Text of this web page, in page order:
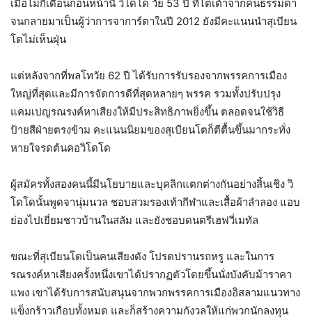
เมื่อไม่กี่เดือนก่อนหน้านี้ วิโดโด วัย 53 ปี ที่ไต่เต้าจากคนธรรมดา
จนกลายมาเป็นผู้ว่าการจาการ์ตาในปี 2012 ยังมีคะแนนนำสุเบียน
โตไม่เห็นฝุ่น
แต่หลังจากที่พลโทวัย 62 ปี ได้รับการรับรองจากพรรคการเมือง
ใหญ่ที่สุดและมีการจัดการดีที่สุดหลายๆ พรรค รวมทั้งปรับปรุง
แคมเปญรณรงค์หาเสียงให้มีประสิทธิภาพยิ่งขึ้น ตลอดจนใช้วิธี
ป้ายสีฝ่ายตรงข้าม คะแนนนิยมของสุเบียนโตก็ตีตื้นขึ้นมากระทั่ง
หายใจรดต้นคอวิโดโด
ผู้สมัครทั้งสองคนนี้มีนโยบายและบุคลิกแตกต่างกันอย่างสิ้นเชิง วิ
โดโดนั้นพูดจานุ่มนวล ชอบสวมรองเท้ากีฬาและเสื้อผ้าลำลอง แอบ
ย่องไปเยี่ยมชาวบ้านในสลัม และยังชอบดนตรีเฮฟวี่เมทัล
ขณะที่สุเบียนโตเป็นคนเสียงดัง โปรดปรานรถหรู และในการ
รณรงค์หาเสียงครั้งหนึ่งเขาได้ปรากฏตัวโดยขึ้นนั่งบังคับม้าราคา
แพง เขาได้รับการสนับสนุนจากพวกพรรคการเมืองอิสลามแนวทาง
แข็งกร้าวเกือบทั้งหมด และก็สร้างความกังวลให้แก่พวกนักลงทุน